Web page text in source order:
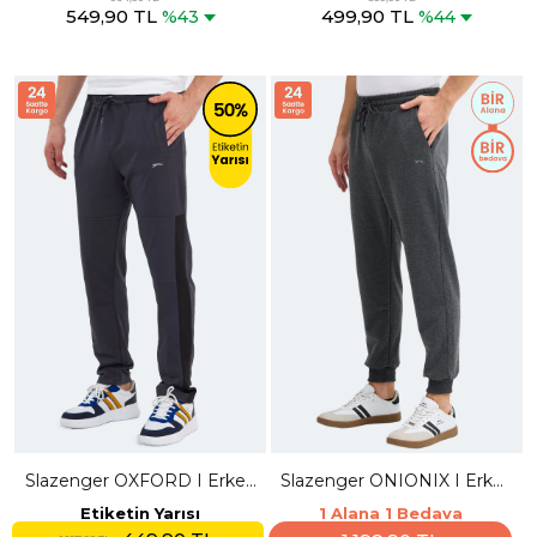
549,90 TL %43 499,90 TL %44
Slazenger OXFORD I Erkek
Fermuar Cepli Koyu Gri
Eşofman Altı
Etiketin Yarısı
Slazenger ONIONIX I Erkek
Cepli Koyu Gri Eşofman Altı
1 Alana 1 Bedava